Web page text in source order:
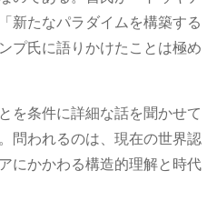
新たなパラダイムを構築する
プ氏に語りかけたことは極め
を条件に詳細な話を聞かせて
問われるのは、現在の世界認
にかかわる構造的理解と時代